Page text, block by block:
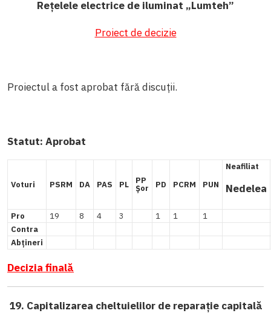
Rețelele electrice de iluminat „Lumteh”
Proiect de decizie
Proiectul a fost aprobat fără discuții.
Statut: Aprobat
Voturi PSRM DA PAS PL PP
Șor PD PCRM PUN
Neafiliat
Nedelea
Pro 19 8 4 3 1 1
1
Contra
Abțineri
Decizia finală
19. Capitalizarea cheltuielilor de reparație capitală